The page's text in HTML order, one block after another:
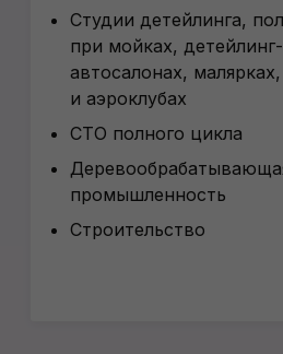
Студии детейлинга,
при мойках,
автосалонах,
и аэроклубах
СТО полного цикла
промышленность
Строительство